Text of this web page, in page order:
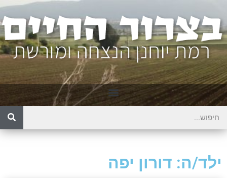
ילד/ה: דורון יפה